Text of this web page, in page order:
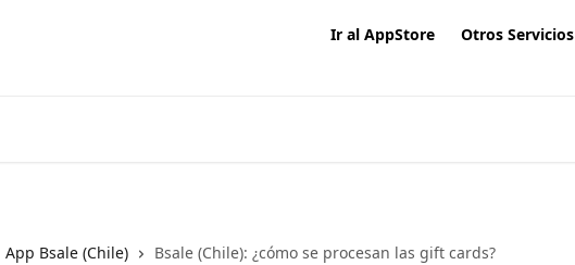
Ir al AppStore Otros Servicios
App Bsale (Chile) Bsale (Chile): ¿cómo se procesan las gift cards?